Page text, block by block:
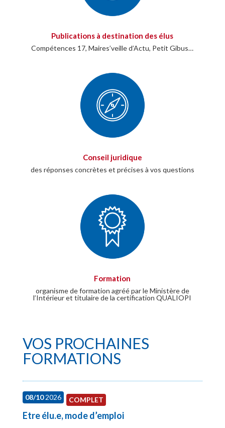
Publications à destination des élus
Compétences 17, Maires’veille d’Actu, Petit Gibus…
Conseil juridique
des réponses concrètes et précises à vos questions
Formation
organisme de formation agréé par le Ministère de
l’Intérieur et titulaire de la certification QUALIOPI
VOS PROCHAINES
FORMATIONS
08/102026 COMPLET
Etre élu.e, mode d’emploi